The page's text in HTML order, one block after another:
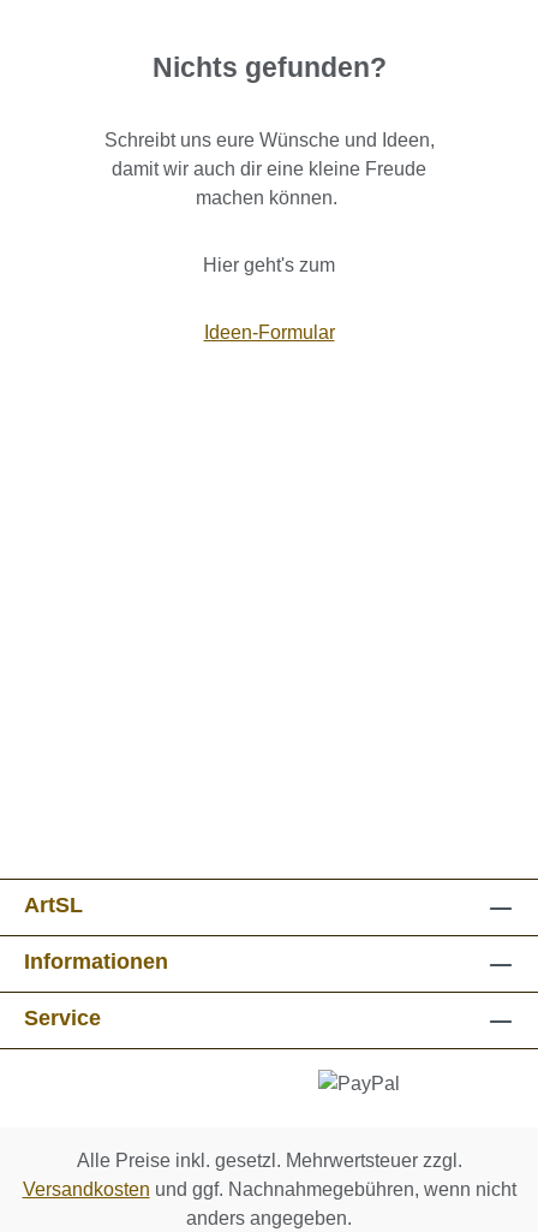
Nichts gefunden?
Schreibt uns eure Wünsche und Ideen,
damit wir auch dir eine kleine Freude
machen können.
Hier geht's zum
Ideen-Formular
ArtSL
Informationen
Service
Alle Preise inkl. gesetzl. Mehrwertsteuer zzgl.
Versandkosten und ggf. Nachnahmegebühren, wenn nicht
anders angegeben.